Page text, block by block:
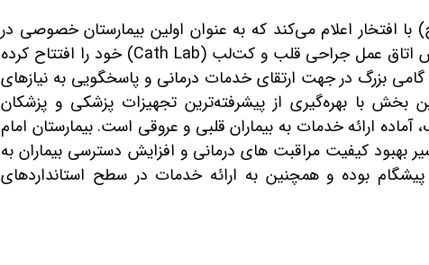
با افتخار اعلام می‌کند که به عنوان اولین بیمارستان خصوصی در
جنوب غرب تهران ، بخش اتاق عمل جراحی قلب و کت‌لب (Cath Lab) خود را افتتاح کرده
بزرگ در جهت ارتقای خدمات درمانی و پاسخگویی به نیازهای
با بهره‌گیری از پیشرفته‌ترین تجهیزات پزشکی و پزشکان
ارائه خدمات به بیماران قلبی و عروقی است. بیمارستان امام
بهبود کیفیت مراقبت های درمانی و افزایش دسترسی بیماران به
پیشگام بوده و همچنین به ارائه خدمات در سطح استانداردهای